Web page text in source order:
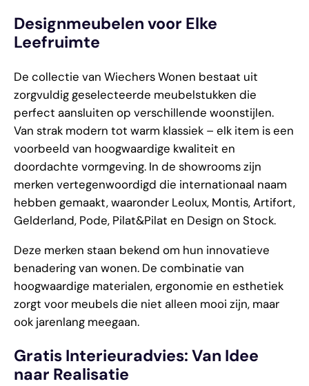
Designmeubelen voor Elke
Leefruimte
De collectie van Wiechers Wonen bestaat uit
zorgvuldig geselecteerde meubelstukken die
perfect aansluiten op verschillende woonstijlen.
Van strak modern tot warm klassiek – elk item is een
voorbeeld van hoogwaardige kwaliteit en
doordachte vormgeving. In de showrooms zijn
merken vertegenwoordigd die internationaal naam
hebben gemaakt, waaronder Leolux, Montis, Artifort,
Gelderland, Pode, Pilat&Pilat en Design on Stock.
Deze merken staan bekend om hun innovatieve
benadering van wonen. De combinatie van
hoogwaardige materialen, ergonomie en esthetiek
zorgt voor meubels die niet alleen mooi zijn, maar
ook jarenlang meegaan.
Gratis Interieuradvies: Van Idee
naar Realisatie